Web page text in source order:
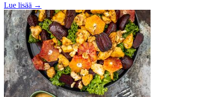
Lue lisää →